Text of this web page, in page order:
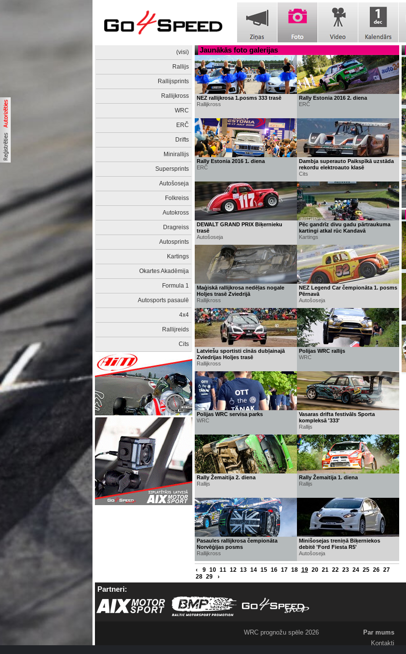
(visi)
Rallijs
Rallijsprints
Rallijkross
WRC
ERČ
Drifts
Minirallijs
Supersprints
Autošoseja
Folkreiss
Autokross
Dragreiss
Autosprints
Kartings
Okartes Akadēmija
Formula 1
Autosports pasaulē
4x4
Rallijreids
Cits
Jaunākās foto galerijas
NEZ rallijkrosa 1.posms 333 trasē
Rallijkross
Rally Estonia 2016 2. diena
ERČ
Rally Estonia 2016 1. diena
ERČ
Dambja superauto Paikspīkā uzstāda
rekordu elektroauto klasē
Cits
DEWALT GRAND PRIX Biķernieku
trasē
Autošoseja
Pēc gandrīz divu gadu pārtraukuma
kartingi atkal rūc Kandavā
Kartings
Maģiskā rallijkrosa nedēļas nogale
Holjes trasē Zviedrijā
Rallijkross
NEZ Legend Car čempionāta 1. posms
Pērnavā
Autošoseja
Latviešu sportisti cīnās dubļainajā
Zviedrijas Holjes trasē
Rallijkross
Polijas WRC rallijs
WRC
Polijas WRC servisa parks
WRC
Vasaras drifta festivāls Sporta
kompleksā '333'
Rallijs
Rally Žemaitija 2. diena
Rallijs
Rally Žemaitija 1. diena
Rallijs
Pasaules rallijkrosa čempionāta
Norvēģijas posms
Rallijkross
Minišosejas treniņā Biķerniekos
debitē 'Ford Fiesta R5'
Autošoseja
‹ 9 10 11 12 13 14 15 16 17 18 19 20 21 22 23 24 25 26 27
28 29 ›
Partneri:
WRC prognožu spēle 2026
Par mums
Kontakti